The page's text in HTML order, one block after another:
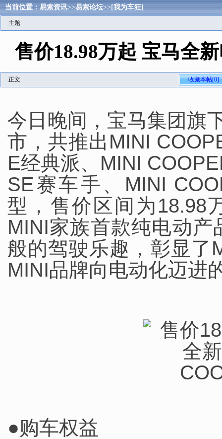
当前位置：易索资讯>>易索论坛>>[我为车狂]
主题
售价18.98万起 宝马全
正文 收藏本帖[0]
今日晚间，宝马集团旗
市，共推出MINI
E经典派、MINI
SE赛车手、MINI
型，售价区间为18.98
MINI家族首款纯电动
般的驾驶乐趣，彰显了
MINI品牌向电动化迈进
●购车权益